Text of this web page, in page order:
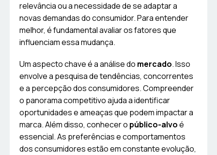
relevância ou a necessidade de se adaptar a
novas demandas do consumidor. Para entender
melhor, é fundamental avaliar os fatores que
influenciam essa mudança.
Um aspecto chave é a análise do mercado. Isso
envolve a pesquisa de tendências, concorrentes
e a percepção dos consumidores. Compreender
o panorama competitivo ajuda a identificar
oportunidades e ameaças que podem impactar a
marca. Além disso, conhecer o público-alvoé
essencial. As preferências e comportamentos
dos consumidores estão em constante evolução,